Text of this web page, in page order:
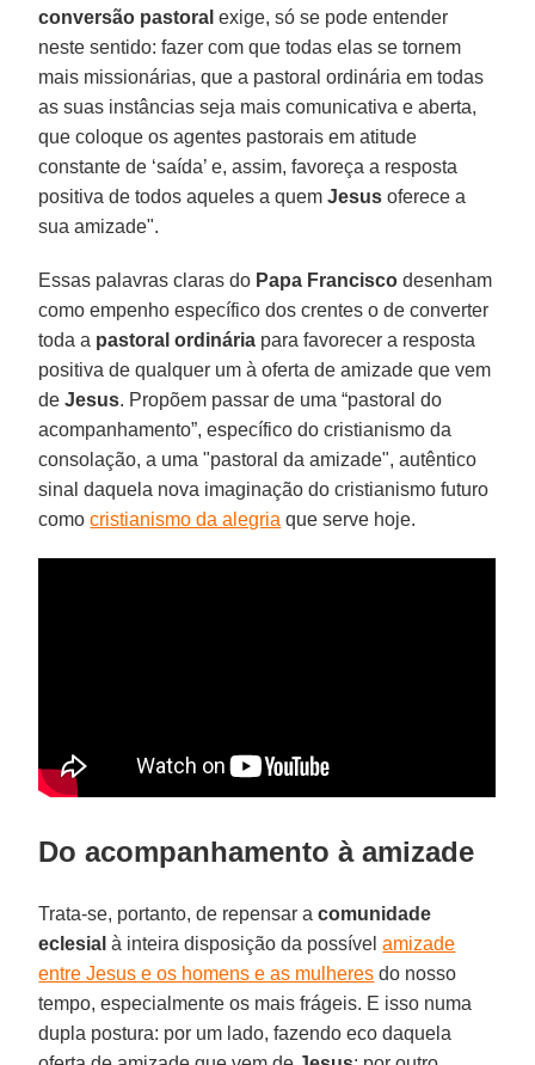
conversão pastoral exige, só se pode entender
neste sentido: fazer com que todas elas se tornem
mais missionárias, que a pastoral ordinária em todas
as suas instâncias seja mais comunicativa e aberta,
que coloque os agentes pastorais em atitude
constante de ‘saída’ e, assim, favoreça a resposta
positiva de todos aqueles a quemJesus oferece a
sua amizade".
Essas palavras claras do Papa Francisco desenham
como empenho específico dos crentes o de converter
toda a pastoral ordinária para favorecer a resposta
positiva de qualquer um à oferta de amizade que vem
deJesus. Propõem passar de uma “pastoral do
acompanhamento”, específico do cristianismo da
consolação, a uma "pastoral da amizade", autêntico
sinal daquela nova imaginação do cristianismo futuro
comocristianismo da alegria que serve hoje.
Do acompanhamento à amizade
Trata-se, portanto, de repensar acomunidade
eclesial à inteira disposição da possívelamizade
entre Jesus e os homens e as mulheres do nosso
tempo, especialmente os mais frágeis. E isso numa
dupla postura: por um lado, fazendo eco daquela